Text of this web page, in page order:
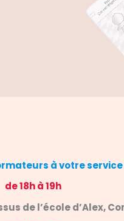
à votre service
de 18h à 19h
de l’école d’Alex,